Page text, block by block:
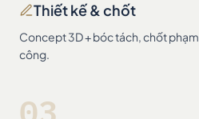
Thiết kế & chốt
Concept 3D + bóc tách, chốt
công.